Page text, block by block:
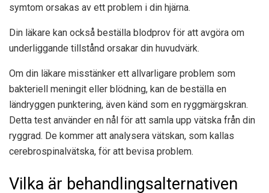
symtom orsakas av ett problem i din hjärna.
Din läkare kan också beställa blodprov för att avgöra om
underliggande tillstånd orsakar din huvudvärk.
Om din läkare misstänker ett allvarligare problem som
bakteriell meningit eller blödning, kan de beställa en
ländryggen punktering, även känd som en ryggmärgskran.
Detta test använder en nål för att samla upp vätska från din
ryggrad. De kommer att analysera vätskan, som kallas
cerebrospinalvätska, för att bevisa problem.
Vilka är behandlingsalternativen